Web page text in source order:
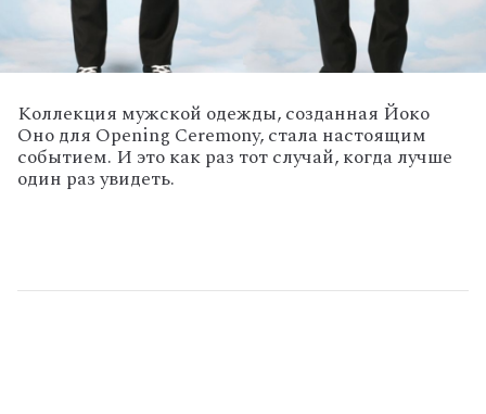
Коллекция мужской одежды, созданная Йоко
Оно для Opening Ceremony, стала настоящим
событием. И это как раз тот случай, когда лучше
один раз увидеть.